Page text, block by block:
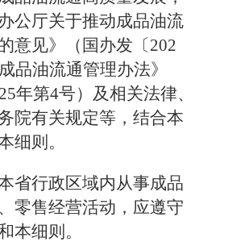
公厅关于推动成品油流
意见》（国办发〔202
品油流通管理办法》
年第4号）及相关法律、
院有关规定等，结合本
细则。
省行政区域内从事成品
零售经营活动，应遵守
本细则。